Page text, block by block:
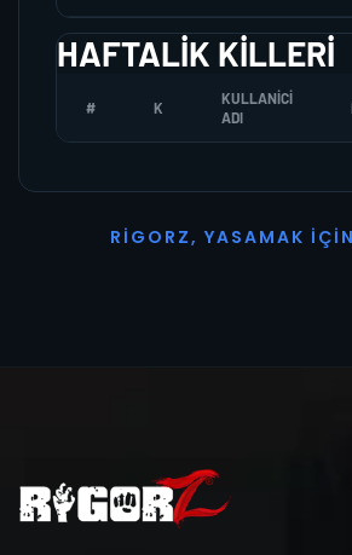
HAFTALIK KILLERI
# K
KULLANICI
ADI
R I G O R Z, YASAMAK İ ÇI N